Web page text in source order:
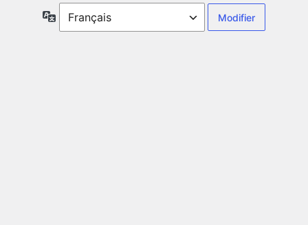
Langue